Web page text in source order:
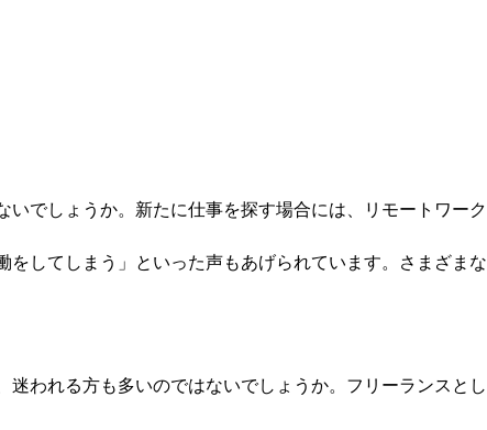
いでしょうか。新たに仕事を探す場合には、リモートワーク
してしまう」といった声もあげられています。さまざまな
われる方も多いのではないでしょうか。フリーランスとし